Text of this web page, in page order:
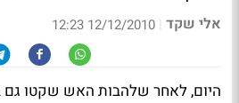
אלי שקד |
12/12/2010 12:23
היום, לאחר שלהבות האש שקטו גם